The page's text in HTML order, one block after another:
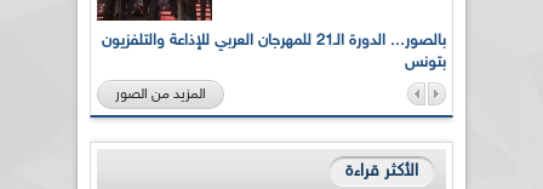
بالصور... الدورة الـ21 للمهرجان العربي للإذاعة والتلفزيون
بتونس
المزيد من الصور
الأكثر قراءة